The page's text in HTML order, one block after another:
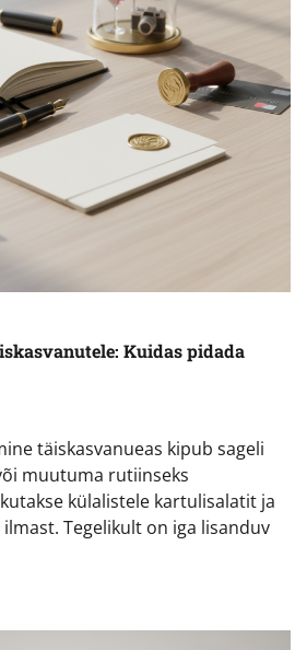
Kuidas pidada
täiskasvanueas kipub sageli
muutuma rutiinseks
külalistele kartulisalatit ja
Tegelikult on iga lisanduv